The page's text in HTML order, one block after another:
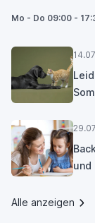
Mo - Do 09:00 -
und
Alle anzeigen